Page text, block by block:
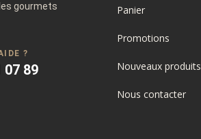
gourmets
?
07 89
Panier
Promotions
Nouveaux produits
Nous contacter